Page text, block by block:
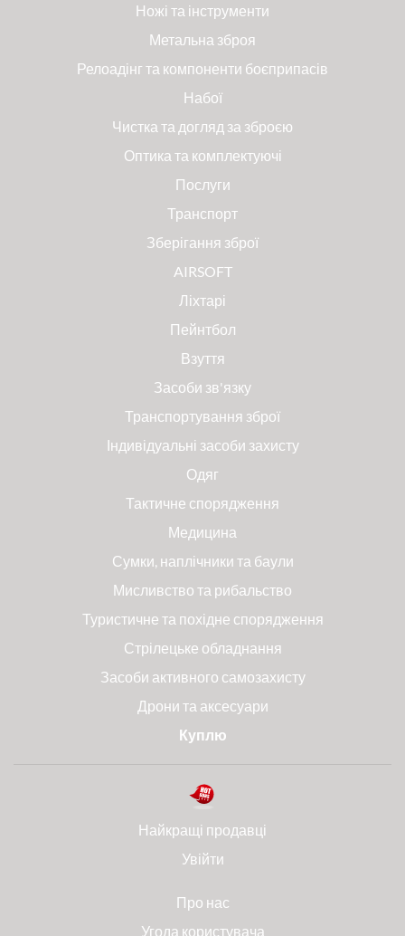
Ножі та інструменти
Метальна зброя
Релоадінг та компоненти боєприпасів
Набої
Чистка та догляд за зброєю
Оптика та комплектуючі
Послуги
Транспорт
Зберігання зброї
AIRSOFT
Ліхтарі
Пейнтбол
Взуття
Засоби зв'язку
Транспортування зброї
Індивідуальні засоби захисту
Одяг
Тактичне спорядження
Медицина
Сумки, наплічники та баули
Мисливство та рибальство
Туристичне та похідне спорядження
Стрілецьке обладнання
Засоби активного самозахисту
Дрони та аксесуари
Куплю
Найкращі продавці
Увійти
Про нас
Угода користувача